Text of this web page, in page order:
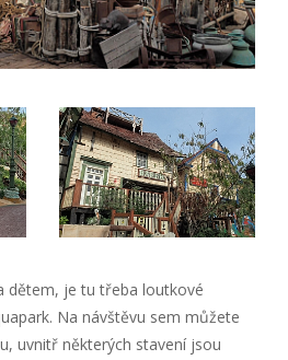
dětem, je tu třeba loutkové
Na návštěvu sem můžete
uvnitř některých stavení jsou